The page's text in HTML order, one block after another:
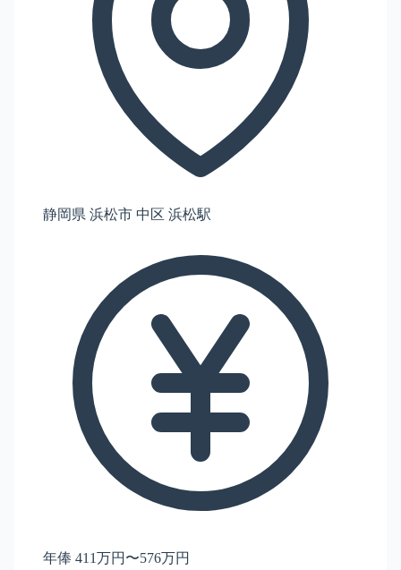
静岡県 浜松市 中区 浜松駅
年俸 411万円〜576万円